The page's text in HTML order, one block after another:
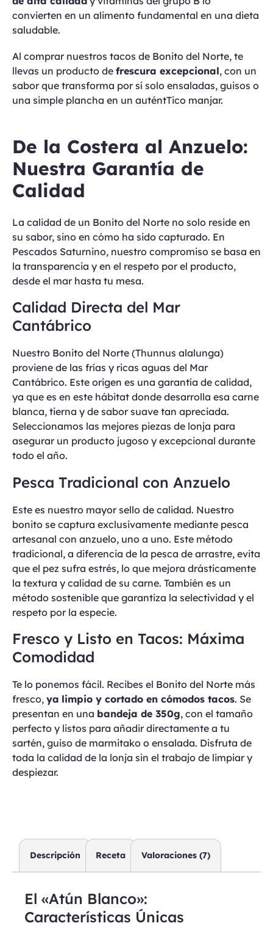
convierten en un alimento fundamental en una dieta
saludable.
Al comprar nuestros tacos de Bonito del Norte, te
llevas un producto de frescura excepcional, con un
sabor que transforma por sí solo ensaladas, guisos o
una simple plancha en un auténtTico manjar.
De la Costera al Anzuelo:
Nuestra Garantía de
Calidad
La calidad de un Bonito del Norte no solo reside en
su sabor, sino en cómo ha sido capturado. En
Pescados Saturnino, nuestro compromiso se basa en
la transparencia y en el respeto por el producto,
desde el mar hasta tu mesa.
Calidad Directa del Mar
Cantábrico
Nuestro Bonito del Norte (Thunnus alalunga)
proviene de las frías y ricas aguas del Mar
Cantábrico. Este origen es una garantía de calidad,
ya que es en este hábitat donde desarrolla esa carne
blanca, tierna y de sabor suave tan apreciada.
Seleccionamos las mejores piezas de lonja para
asegurar un producto jugoso y excepcional durante
todo el año.
Pesca Tradicional con Anzuelo
Este es nuestro mayor sello de calidad. Nuestro
bonito se captura exclusivamente mediante pesca
artesanal con anzuelo, uno a uno. Este método
tradicional, a diferencia de la pesca de arrastre, evita
que el pez sufra estrés, lo que mejora drásticamente
la textura y calidad de su carne. También es un
método sostenible que garantiza la selectividad y el
respeto por la especie.
Fresco y Listo en Tacos: Máxima
Comodidad
Te lo ponemos fácil. Recibes el Bonito del Norte más
fresco, ya limpio y cortado en cómodos tacos. Se
presentan en una bandeja de 350g, con el tamaño
perfecto y listos para añadir directamente a tu
sartén, guiso de marmitako o ensalada. Disfruta de
toda la calidad de la lonja sin el trabajo de limpiar y
despiezar.
Descripción Receta Valoraciones (7)
El «Atún Blanco»:
Características Únicas